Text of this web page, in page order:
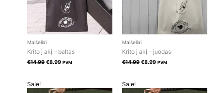
Maišeliai
Krito į akį – baltas
€14.99 €8.99 PVM
Maišeliai
Krito į akį – juodas
€14.99 €8.99 PVM
Sale!
price price
Sale!
price price